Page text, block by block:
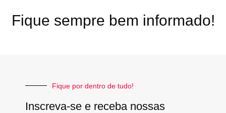
Fique sempre bem informado!
Fique por dentro de tudo!
Inscreva-se e receba nossas